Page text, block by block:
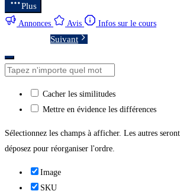
Plus
Annonces Avis Infos sur le cours
Suivant
Cacher les similitudes
Mettre en évidence les différences
Sélectionnez les champs à afficher. Les autres
déposez pour réorganiser l'ordre.
Image
SKU